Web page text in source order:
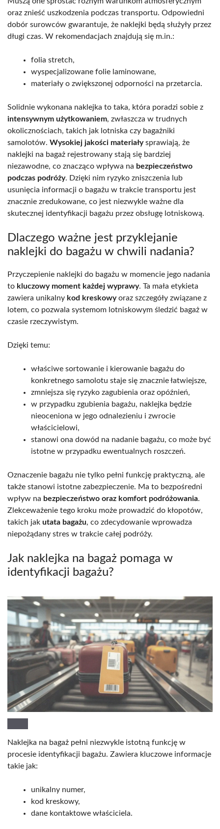
oraz znieść uszkodzenia podczas transportu. Odpowiedni
dobór surowców gwarantuje, że naklejki będą służyły przez
długi czas. W rekomendacjach znajdują się m.in.:
folia stretch,
wyspecjalizowane folie laminowane,
materiały o zwiększonej odporności na przetarcia.
Solidnie wykonana naklejka to taka, która poradzi sobie z
intensywnym użytkowaniem, zwłaszcza w trudnych
okolicznościach, takich jak lotniska czy bagażniki
samolotów. Wysokiej jakości materiałysprawiają, że
naklejki na bagaż rejestrowany stają się bardziej
niezawodne, co znacząco wpływa na bezpieczeństwo
podczas podróży. Dzięki nim ryzyko zniszczenia lub
usunięcia informacji o bagażu w trakcie transportu jest
znacznie zredukowane, co jest niezwykle ważne dla
skutecznej identyfikacji bagażu przez obsługę lotniskową.
Dlaczego ważne jest przyklejanie
naklejki do bagażu w chwili nadania?
Przyczepienie naklejki do bagażu w momencie jego nadania
to kluczowy moment każdej wyprawy. Ta mała etykieta
zawiera unikalny kod kreskowyoraz szczegóły związane z
lotem, co pozwala systemom lotniskowym śledzić bagaż w
czasie rzeczywistym.
Dzięki temu:
właściwe sortowanie i kierowanie bagażu do
konkretnego samolotu staje się znacznie łatwiejsze,
zmniejsza się ryzyko zagubienia oraz opóźnień,
w przypadku zgubienia bagażu, naklejka będzie
nieoceniona w jego odnalezieniu i zwrocie
właścicielowi,
stanowi ona dowód na nadanie bagażu, co może być
istotne w przypadku ewentualnych roszczeń.
Oznaczenie bagażu nie tylko pełni funkcję praktyczną, ale
także stanowi istotne zabezpieczenie. Ma to bezpośredni
wpływ na bezpieczeństwo oraz komfort podróżowania.
Zlekceważenie tego kroku może prowadzić do kłopotów,
takich jak utata bagażu, co zdecydowanie wprowadza
niepożądany stres w trakcie całej podróży.
Jak naklejka na bagaż pomaga w
identyfikacji bagażu?
Naklejka na bagaż pełni niezwykle istotną funkcję w
procesie identyfikacji bagażu. Zawiera kluczowe informacje
takie jak:
unikalny numer,
kod kreskowy,
dane kontaktowe właściciela.